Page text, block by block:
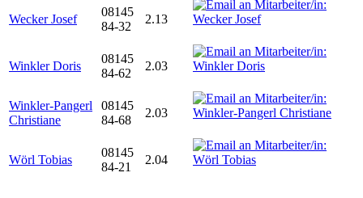
Wecker Josef
08145
84-32
2.13
Winkler Doris
08145
84-62
2.03
Winkler-Pangerl
Christiane
08145
84-68
2.03
Wörl Tobias
08145
84-21
2.04